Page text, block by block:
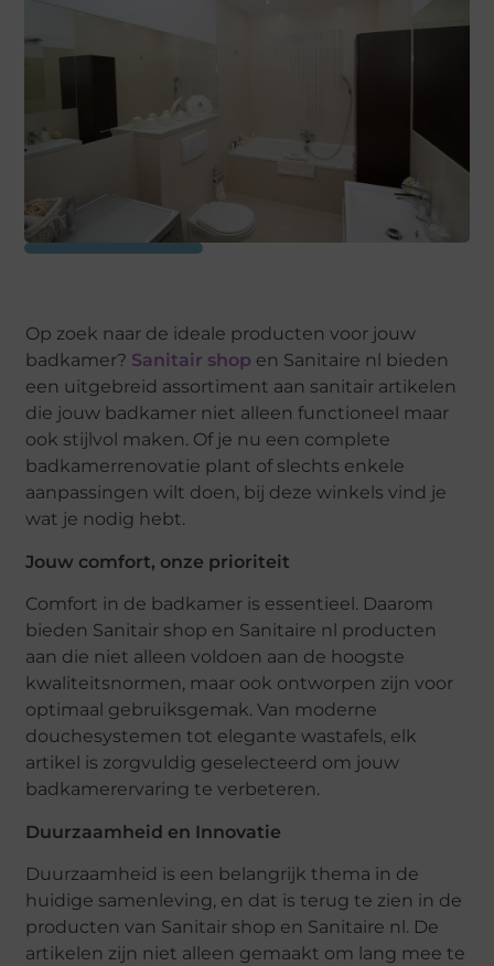
Op zoek naar de ideale producten voor jouw
badkamer? Sanitair shop en Sanitaire nl bieden
een uitgebreid assortiment aan sanitair artikelen
die jouw badkamer niet alleen functioneel maar
ook stijlvol maken. Of je nu een complete
badkamerrenovatie plant of slechts enkele
aanpassingen wilt doen, bij deze winkels vind je
wat je nodig hebt.
Jouw comfort, onze prioriteit
Comfort in de badkamer is essentieel. Daarom
bieden Sanitair shop en Sanitaire nl producten
aan die niet alleen voldoen aan de hoogste
kwaliteitsnormen, maar ook ontworpen zijn voor
optimaal gebruiksgemak. Van moderne
douchesystemen tot elegante wastafels, elk
artikel is zorgvuldig geselecteerd om jouw
badkamerervaring te verbeteren.
Duurzaamheid en Innovatie
Duurzaamheid is een belangrijk thema in de
huidige samenleving, en dat is terug te zien in de
producten van Sanitair shop en Sanitaire nl. De
artikelen zijn niet alleen gemaakt om lang mee te